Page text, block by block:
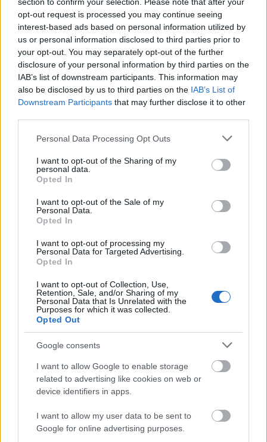
opt-out request is processed you may continue seeing
interest-based ads based on personal information utilized by
us or personal information disclosed to third parties prior to
your opt-out. You may separately opt-out of the further
disclosure of your personal information by third parties on the
IAB’s list of downstream participants. This information may
also be disclosed by us to third parties on the IAB’s List of
Downstream Participants that may further disclose it to other
Please note that this website/app uses one or more Google
not limited to your visit or usage behaviour. You may click to
grant or deny consent to Google and its third-party tags to
use your data for below specified purposes in below Google
consent section.
Personal Data Processing Opt Outs
I want to opt-out of the Sharing of my
personal data.
Opted In
I want to opt-out of the Sale of my
Personal Data.
Opted In
I want to opt-out of processing my
Personal Data for Targeted Advertising.
Opted In
I want to opt-out of Collection, Use,
Retention, Sale, and/or Sharing of my
Personal Data that Is Unrelated with the
Purposes for which it was collected.
Opted Out
Google consents
I want to allow Google to enable storage
related to advertising like cookies on web or
device identifiers in apps.
I want to allow my user data to be sent to
Google for online advertising purposes.
színpadra. Az adaptálásban és a rendezésben pedig
Jean-Claude Carrière és Marie-Hélène Estienne
francia alkotók voltak Brook segítségére.
Csatamező(fotó: Simon Annand)
„Elég, ha az egyik színész egy sárga takaróval megáll az
egyenes derékkal a földön kuporgó, maga elé meredő
társa mögött, elég, ha a szélesre tárt takarót finom
mozdulattal összezárja a másik arca előtt, és máris
többet – több elmúlást – élünk meg, mint egyetlen
ember halálát. Amikor galambról és a sólyomról szóló
tanulságos történet kerül sorra, két vízszintesen tartott
bambuszpálca szolgál mérlegül, két térdelő színész
pedig a pálcára helyezett állal „méri ki” a galamb és az
igazságos király súlyát. Az öt előadó magától értetődő
plaszticitással műveli a szót és a zenét. Az arc, a
tekintet, a mozdulat, a gesztus tisztaságában,
elengedett koncentráltágában a történet." –
írtaUpor
László az általa korábban látott előadásról.
Brook nem most látogat először Magyarországra, a
70-es években és 2009-ben járt már Budapesten.